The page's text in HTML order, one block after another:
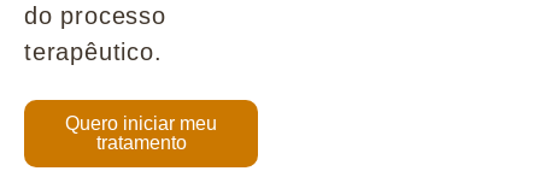
do processo
terapêutico.
Quero iniciar meu
tratamento